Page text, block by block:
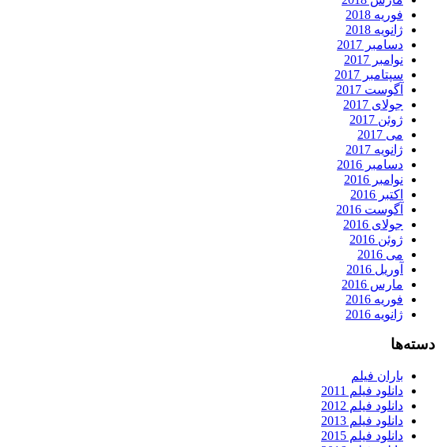
فوریه 2018
ژانویه 2018
دسامبر 2017
نوامبر 2017
سپتامبر 2017
آگوست 2017
جولای 2017
ژوئن 2017
می 2017
ژانویه 2017
دسامبر 2016
نوامبر 2016
اکتبر 2016
آگوست 2016
جولای 2016
ژوئن 2016
می 2016
آوریل 2016
مارس 2016
فوریه 2016
ژانویه 2016
دسته‌ها
باران فیلم
دانلود فیلم 2011
دانلود فیلم 2012
دانلود فیلم 2013
دانلود فیلم 2015